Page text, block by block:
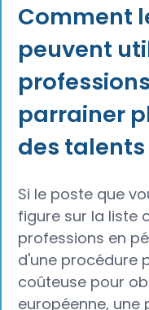
Comment
peuvent
parrainer
des talents
Si le poste que
figure sur la liste
professions en
d'une procédure
coûteuse pour
européenne, une